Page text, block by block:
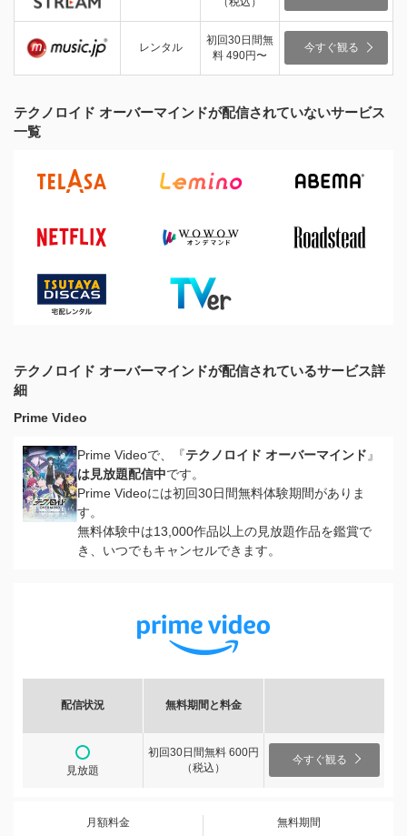
レンタル
初回30日間無
料 490円〜
今すぐ観る
テクノロイド オーバーマインドが配信されていないサービス
一覧
テクノロイド オーバーマインドが配信されているサービス詳
細
Prime Video
Prime Videoで、『テクノロイド オーバーマインド 』
は見放題配信中です。
Prime Videoには初回30日間無料体験期間がありま
す。
無料体験中は13,000作品以上の見放題作品を鑑賞で
き、いつでもキャンセルできます。
配信状況 無料期間と料金
見放題
初回30日間無料 600円
（税込）
今すぐ観る
月額料金 無料期間